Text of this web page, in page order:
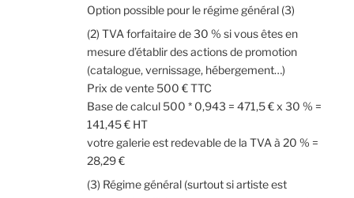
Option possible pour le régime général (3)
(2) TVA forfaitaire de 30 % si vous êtes en
mesure d’établir des actions de promotion
(catalogue, vernissage, hébergement…)
Prix de vente 500 € TTC
Base de calcul 500 * 0,943 = 471,5 € x 30 % =
141,45 € HT
votre galerie est redevable de la TVA à 20 % =
28,29 €
(3) Régime général (surtout si artiste est